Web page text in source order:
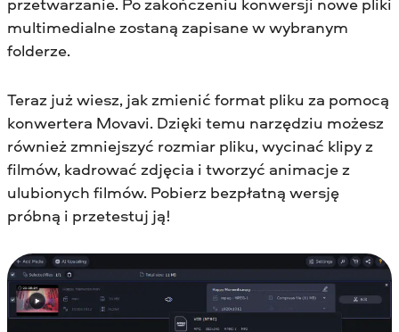
multimedialne zostaną zapisane w wybranym
folderze.
Teraz już wiesz, jak zmienić format pliku za pomocą
konwertera Movavi. Dzięki temu narzędziu możesz
również zmniejszyć rozmiar pliku, wycinać klipy z
filmów, kadrować zdjęcia i tworzyć animacje z
ulubionych filmów. Pobierz bezpłatną wersję
próbną i przetestuj ją!